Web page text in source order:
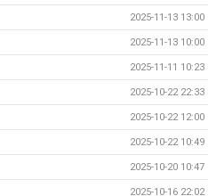
2025-11-13 13:00
2025-11-13 10:00
2025-11-11 10:23
2025-10-22 22:33
2025-10-22 12:00
2025-10-22 10:49
2025-10-20 10:47
2025-10-16 22:02